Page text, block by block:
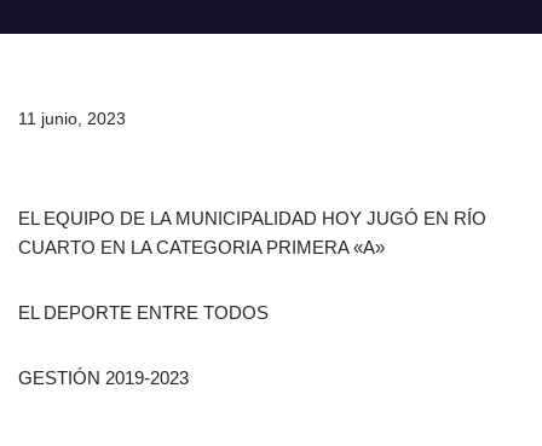
11 junio, 2023
EL EQUIPO DE LA MUNICIPALIDAD HOY JUGÓ EN RÍO
CUARTO EN LA CATEGORIA PRIMERA «A»
EL DEPORTE ENTRE TODOS
GESTIÓN 2019-2023